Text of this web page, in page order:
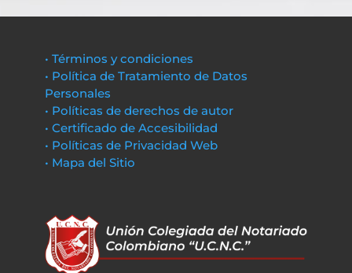
• Términos y condiciones
• Política de Tratamiento de Datos
Personales
• Políticas de derechos de autor
• Certificado de Accesibilidad
• Políticas de Privacidad Web
• Mapa del Sitio